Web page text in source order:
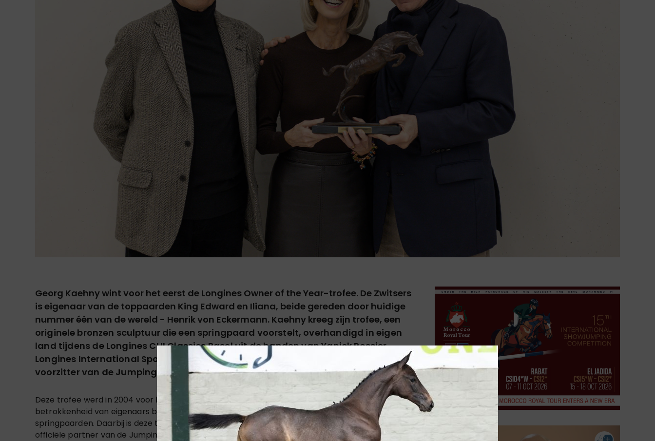
Georg Kaehny wint voor het eerst de Longines Owner of the Year-trofee. De Zwitsers
is eigenaar van de toppaarden King Edward en Iliana, beide gereden door huidige
nummer één van de wereld - Henrik von Eckermann. Kaehny kreeg zijn trofee, een
originele bronzen sculptuur die een springpaard voorstelt, overhandigd in eigen
land tijdens de Longines CHI Classics Basel uit de handen van Yanick Rossier,
Longines International Sponsorship & Events Manager, en Dominique Mégret,
voorzitter van de Jumping Owners Club.
Deze trofee werd in 2004 voor het eerst uitgereikt en benadrukt het belang van erkenning en
betrokkenheid van eigenaars bij het opbouwen van een internationale sportcarrière bij
springpaarden. Daarbij is deze titel door het FEI goedgekeurd en ondersteund door Longines, de
officiële partner van de Jumping Owners Club.